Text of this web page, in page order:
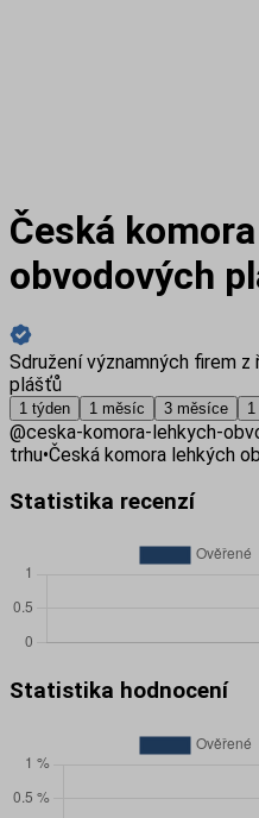
Česká
obvodových
Sdružení významných firem
plášťů
1 týden 1 měsíc 3 měsíce 1
@ceska-komora-lehkych-
trhu•Česká komora lehkých
Statistika recenzí
Statistika hodnocení